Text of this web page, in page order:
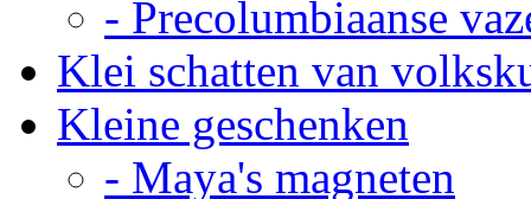
- Precolumbiaanse
Klei schatten van
Kleine geschenken
- Maya's magneten